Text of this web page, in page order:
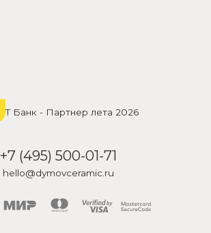
Т Банк - Партнер лета 2026
+7 (495) 500-01-71
hello@dymovceramic.ru